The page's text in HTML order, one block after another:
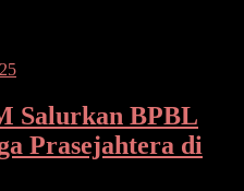
Salurkan BPBL
Prasejahtera di